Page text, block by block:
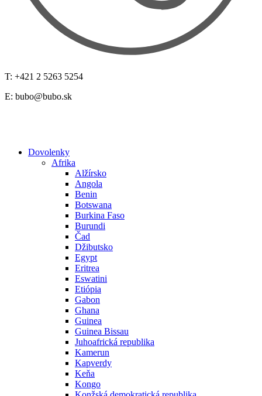
T: +421 2 5263 5254
E: bubo@bubo.sk
Dovolenky
Afrika
Alžírsko
Angola
Benin
Botswana
Burkina Faso
Burundi
Čad
Džibutsko
Egypt
Eritrea
Eswatini
Etiópia
Gabon
Ghana
Guinea
Guinea Bissau
Juhoafrická republika
Kamerun
Kapverdy
Keňa
Kongo